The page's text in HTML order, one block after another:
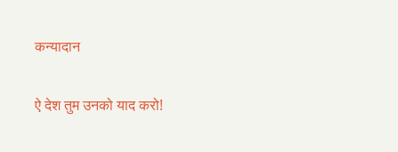
कन्यादान
ऐ देश तुम उनको याद करो!